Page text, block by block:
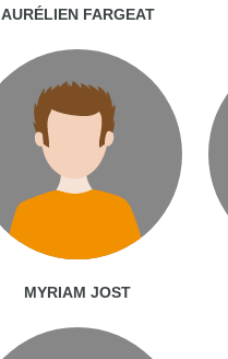
AURÉLIEN FARGEAT
MYRIAM JOST